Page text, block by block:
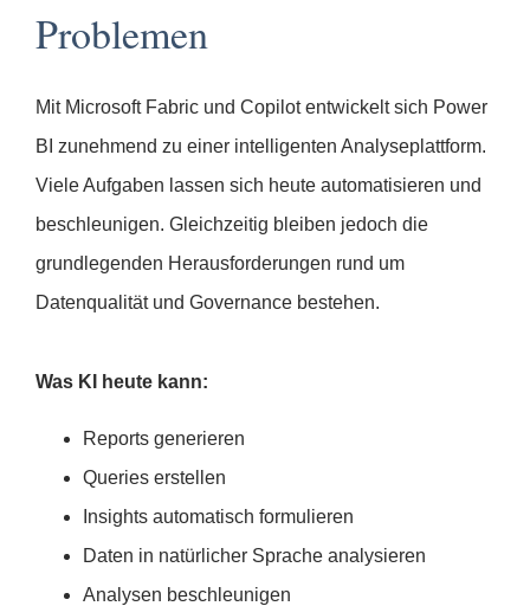
Problemen
Mit Microsoft Fabric und Copilot entwickelt sich Power
BI zunehmend zu einer intelligenten Analyseplattform.
Viele Aufgaben lassen sich heute automatisieren und
beschleunigen. Gleichzeitig bleiben jedoch die
grundlegenden Herausforderungen rund um
Datenqualität und Governance bestehen.
Was KI heute kann:
Reports generieren
Queries erstellen
Insights automatisch formulieren
Daten in natürlicher Sprache analysieren
Analysen beschleunigen